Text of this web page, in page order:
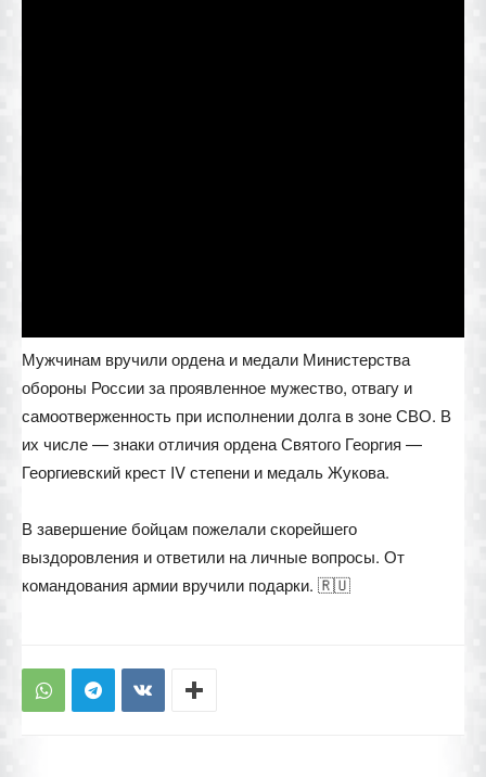
Мужчинам вручили ордена и медали Министерства
обороны России за проявленное мужество, отвагу и
самоотверженность при исполнении долга в зоне СВО. В
их числе — знаки отличия ордена Святого Георгия —
Георгиевский крест IV степени и медаль Жукова.
В завершение бойцам пожелали скорейшего
выздоровления и ответили на личные вопросы. От
командования армии вручили подарки. 🇷🇺